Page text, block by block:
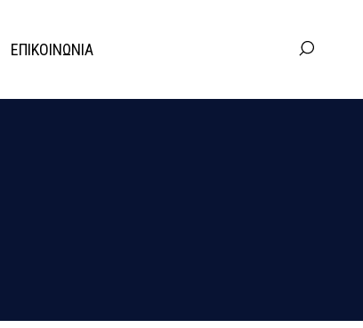
ΕΠΙΚΟΙΝΩΝΙΑ